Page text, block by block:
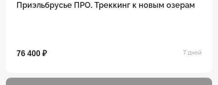
Приэльбрусье ПРО. Треккинг к новым озерам
76 400 ₽ 7 дней